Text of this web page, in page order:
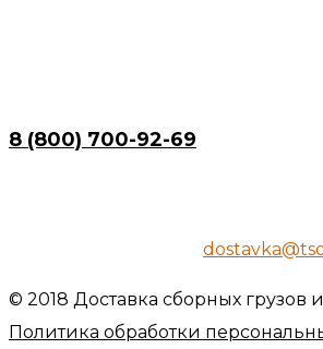
8 (800) 700-92-69
© 2018 Доставка сборных грузов
Политика обработки